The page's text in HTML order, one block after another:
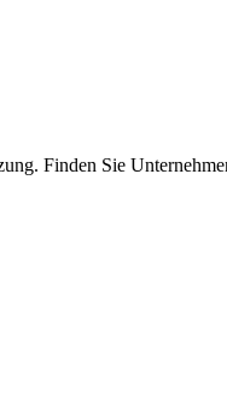
Finden Sie